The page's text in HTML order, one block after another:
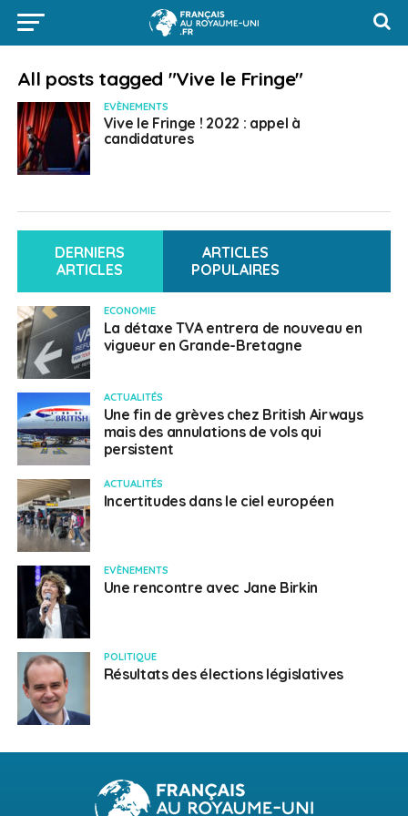
All posts tagged "Vive le Fringe"
EVÈNEMENTS
Vive le Fringe ! 2022 : appel à
candidatures
DERNIERS
ARTICLES
ARTICLES
POPULAIRES
ECONOMIE
La détaxe TVA entrera de nouveau en
vigueur en Grande-Bretagne
ACTUALITÉS
Une fin de grèves chez British Airways
mais des annulations de vols qui
persistent
ACTUALITÉS
Incertitudes dans le ciel européen
EVÈNEMENTS
Une rencontre avec Jane Birkin
POLITIQUE
Résultats des élections législatives